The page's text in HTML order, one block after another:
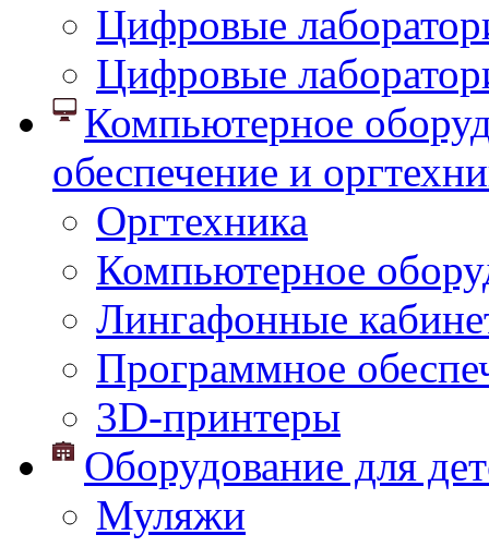
Цифровые
Цифровые
Компьютерное
обеспечение и
Оргтехника
Компьютерное
Лингафонные
Программное
3D-принтеры
Оборудование для
Муляжи